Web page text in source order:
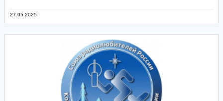
27.05.2025